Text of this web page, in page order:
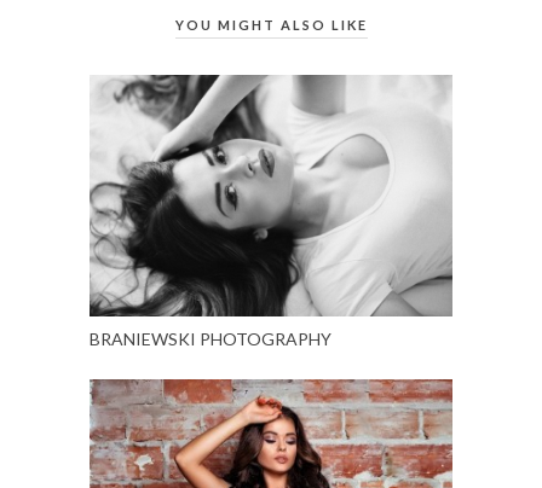
YOU MIGHT ALSO LIKE
BRANIEWSKI PHOTOGRAPHY